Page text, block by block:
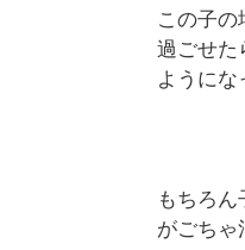
この子
過ごせた
ようにな
もちろ
がごちゃ